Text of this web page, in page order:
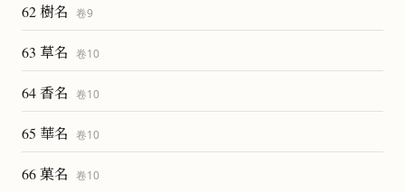
62 樹名 卷9
63 草名 卷10
64 香名 卷10
65 華名 卷10
66 菓名 卷10